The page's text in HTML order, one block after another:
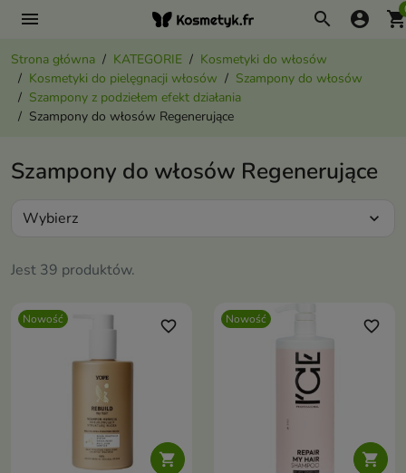
menu search account_circle
Strona główna KATEGORIE
Kosmetyki do włosów
Kosmetyki do pielęgnacji włosów
Szampony do włosów
Szampony z podziełem efekt działania
Szampony do włosów Regenerujące
Szampony do włosów Regenerujące
Jest 39 produktów.
Wybierz expand_more
Nowość

favorite_border Nowość

favorite_border